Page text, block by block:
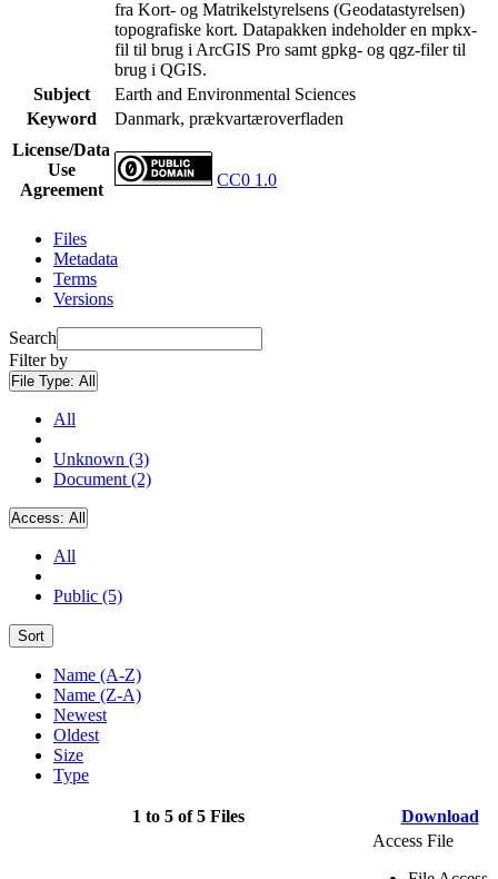
fra Kort- og Matrikelstyrelsens (Geodatastyrelsen)
topografiske kort. Datapakken indeholder en mpkx-
fil til brug i ArcGIS Pro samt gpkg- og qgz-filer til
brug i QGIS.
Subject
Earth and Environmental Sciences
Keyword
Danmark, prækvartæroverfladen
License/Data
Use
Agreement
CC0 1.0
Files
Metadata
Terms
Versions
Search
Filter by
File Type: All
All
Unknown (3)
Document (2)
Access: All
All
Public (5)
Sort
Name (A-Z)
Name (Z-A)
Newest
Oldest
Size
Type
1 to 5 of 5 Files Download
Access File